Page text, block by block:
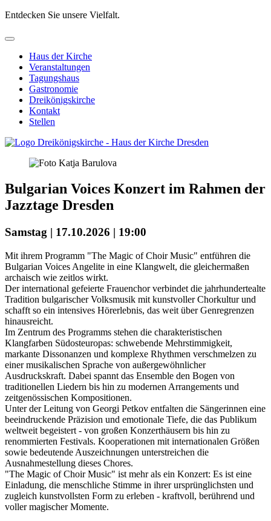
Entdecken Sie unsere Vielfalt.
Haus der Kirche
Veranstaltungen
Tagungshaus
Gastronomie
Dreikönigskirche
Kontakt
Stellen
Bulgarian Voices Konzert im Rahmen der
Jazztage Dresden
Samstag | 17.10.2026 | 19:00
Mit ihrem Programm "The Magic of Choir Music" entführen die
Bulgarian Voices Angelite in eine Klangwelt, die gleichermaßen
archaisch wie zeitlos wirkt.
Der international gefeierte Frauenchor verbindet die jahrhundertealte
Tradition bulgarischer Volksmusik mit kunstvoller Chorkultur und
schafft so ein intensives Hörerlebnis, das weit über Genregrenzen
hinausreicht.
Im Zentrum des Programms stehen die charakteristischen
Klangfarben Südosteuropas: schwebende Mehrstimmigkeit,
markante Dissonanzen und komplexe Rhythmen verschmelzen zu
einer musikalischen Sprache von außergewöhnlicher
Ausdruckskraft. Dabei spannt das Ensemble den Bogen von
traditionellen Liedern bis hin zu modernen Arrangements und
zeitgenössischen Kompositionen.
Unter der Leitung von Georgi Petkov entfalten die Sängerinnen eine
beeindruckende Präzision und emotionale Tiefe, die das Publikum
weltweit begeistert - von großen Konzerthäusern bis hin zu
renommierten Festivals. Kooperationen mit internationalen Größen
sowie bedeutende Auszeichnungen unterstreichen die
Ausnahmestellung dieses Chores.
"The Magic of Choir Music" ist mehr als ein Konzert: Es ist eine
Einladung, die menschliche Stimme in ihrer ursprünglichsten und
zugleich kunstvollsten Form zu erleben - kraftvoll, berührend und
voller magischer Momente.